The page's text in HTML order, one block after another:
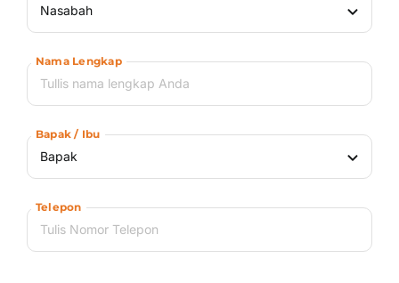
Nama Lengkap
Bapak / Ibu
Telepon